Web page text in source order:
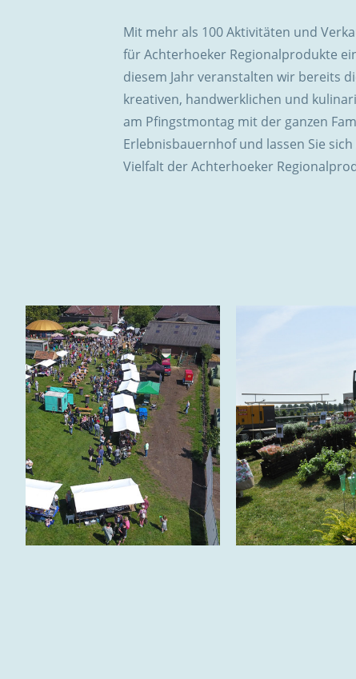
Mit mehr als 100 Aktivitäten und
für Achterhoeker Regionalprodukte
diesem Jahr veranstalten wir bereits
kreativen, handwerklichen und
am Pfingstmontag mit der ganzen
Erlebnisbauernhof und lassen Sie
Vielfalt der Achterhoeker